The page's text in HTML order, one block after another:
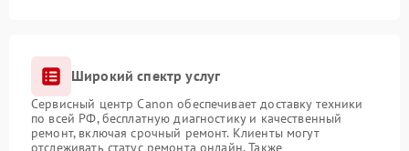
Широкий спектр услуг
Сервисный центр Canon обеспечивает доставку техники
по всей РФ, бесплатную диагностику и качественный
ремонт, включая срочный ремонт. Клиенты могут
отслеживать статус ремонта онлайн. Также